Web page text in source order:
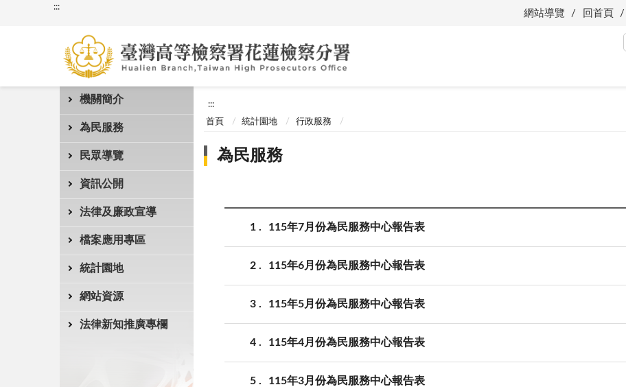
:::
網站導覽 回首頁
機關簡介
為民服務
民眾導覽
資訊公開
法律及廉政宣導
檔案應用專區
統計園地
網站資源
法律新知推廣專欄
:::
首頁 統計園地 行政服務
為民服務
1 115年7月份為民服務中心報告表
2 115年6月份為民服務中心報告表
3 115年5月份為民服務中心報告表
4 115年4月份為民服務中心報告表
5 115年3月份為民服務中心報告表